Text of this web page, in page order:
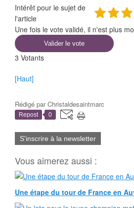
Intérêt pour le sujet de
l'article
Une fois le vote validé, il n'est plus
Valider le vote
3 Votants
[Haut]
Rédigé parChristaldesaintmarc
Repost 0
S'inscrire à la newsletter
Vous aimerez aussi :
Une étape du tour de France en